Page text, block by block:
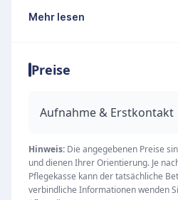
klassischen ambulanten
Jugendlichen und jungen
Professionalität,
bestmöglich im Alltag zu
unterstützen.
Unsere Leistungen
Mehr lesen
Preise
Aufnahme & Erstkontakt
Hinweis: Die angegebenen Preise
und dienen Ihrer Orientierung. Je
Pflegekasse kann der tatsächliche
verbindliche Informationen wenden